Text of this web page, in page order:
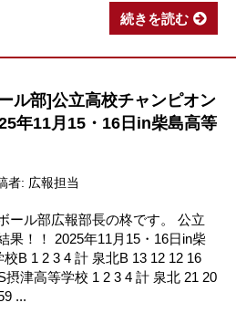
続きを読む
ル部]公立高校チャンピオン
年11月15・16日in柴島高等
者: 広報担当
ール部広報部長の柊です。 公立
果！！ 2025年11月15・16日in柴
B 1 2 3 4 計 泉北B 13 12 12 16
摂津高等学校 1 2 3 4 計 泉北 21 20
...